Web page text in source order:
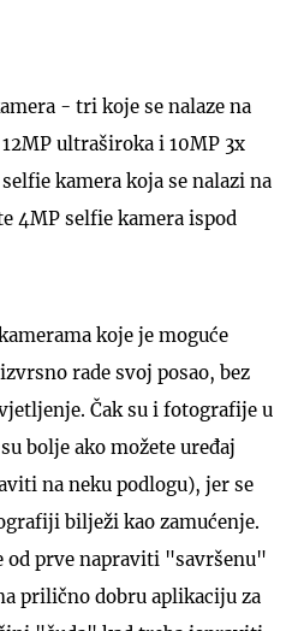
- tri koje se nalaze na
ultraširoka i 10MP 3x
kamera koja se nalazi na
4MP selfie kamera ispod
koje je moguće
rade svoj posao, bez
Čak su i fotografije u
bolje ako možete uređaj
na neku podlogu), jer se
bilježi kao zamućenje.
od prve napraviti "savršenu"
prilično dobru aplikaciju za